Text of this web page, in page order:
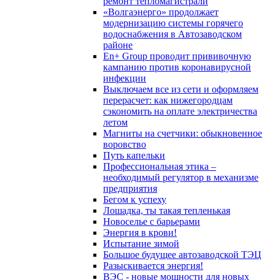
«Волгаэнерго» продолжает
модернизацию системы горячего
водоснабжения в Автозаводском
районе
En+ Group проводит прививочную
кампанию против коронавирусной
инфекции
Выключаем все из сети и оформляем
перерасчет: как нижегородцам
сэкономить на оплате электричества
летом
Магниты на счетчики: обыкновенное
воровство
Путь капельки
Профессиональная этика –
необходимый регулятор в механизме
предприятия
Бегом к успеху
Лошадка, ты такая тепленькая
Новоселье с барьерами
Энергия в крови!
Испытание зимой
Большое будущее автозаводской ТЭЦ
Разыскивается энергия!
ВЭС - новые мощности для новых